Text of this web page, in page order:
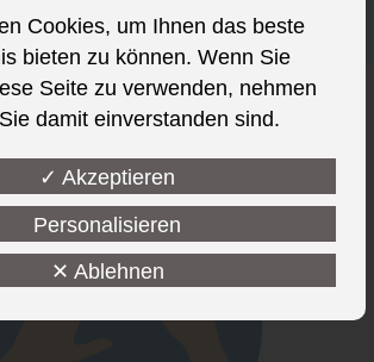
Studienkredit
Cookies, um Ihnen das beste
bieten zu können. Wenn Sie
Seite zu verwenden, nehmen
damit einverstanden sind.
✓ Akzeptieren
Personalisieren
✕ Ablehnen